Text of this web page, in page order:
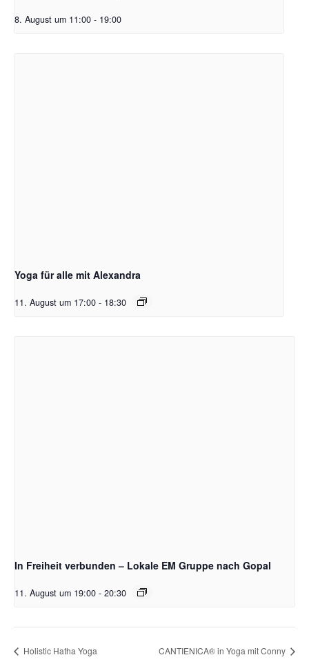
8. August um 11:00 - 19:00
Yoga für alle mit Alexandra
11. August um 17:00 - 18:30
In Freiheit verbunden – Lokale EM Gruppe nach Gopal
11. August um 19:00 - 20:30
Holistic Hatha Yoga CANTIENICA® in Yoga mit Conny